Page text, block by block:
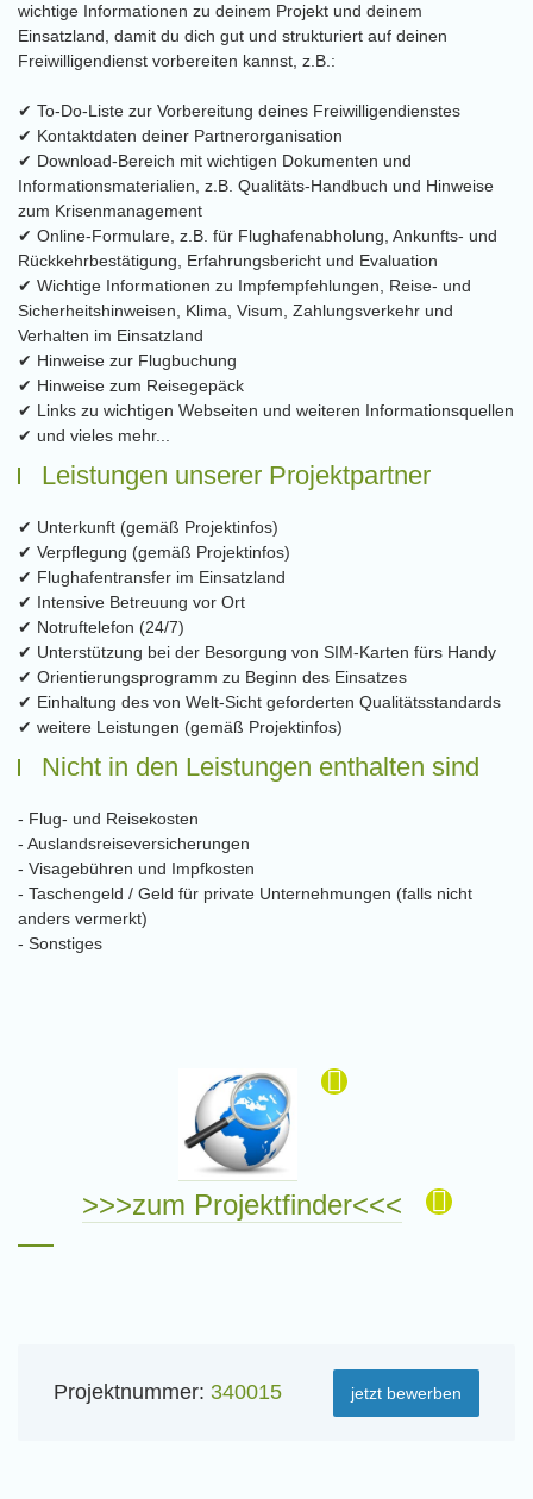
wichtige Informationen zu deinem Projekt und deinem
Einsatzland, damit du dich gut und strukturiert auf deinen
Freiwilligendienst vorbereiten kannst, z.B.:
✔ To-Do-Liste zur Vorbereitung deines Freiwilligendienstes
✔ Kontaktdaten deiner Partnerorganisation
✔ Download-Bereich mit wichtigen Dokumenten und
Informationsmaterialien, z.B. Qualitäts-Handbuch und Hinweise
zum Krisenmanagement
✔ Online-Formulare, z.B. für Flughafenabholung, Ankunfts- und
Rückkehrbestätigung, Erfahrungsbericht und Evaluation
✔ Wichtige Informationen zu Impfempfehlungen, Reise- und
Sicherheitshinweisen, Klima, Visum, Zahlungsverkehr und
Verhalten im Einsatzland
✔ Hinweise zur Flugbuchung
✔ Hinweise zum Reisegepäck
✔ Links zu wichtigen Webseiten und weiteren Informationsquellen
✔ und vieles mehr...
Leistungen unserer Projektpartner
✔ Unterkunft (gemäß Projektinfos)
✔ Verpflegung (gemäß Projektinfos)
✔ Flughafentransfer im Einsatzland
✔ Intensive Betreuung vor Ort
✔ Notruftelefon (24/7)
✔ Unterstützung bei der Besorgung von SIM-Karten fürs Handy
✔ Orientierungsprogramm zu Beginn des Einsatzes
✔ Einhaltung des von Welt-Sicht geforderten Qualitätsstandards
✔ weitere Leistungen (gemäß Projektinfos)
Nicht in den Leistungen enthalten sind
- Flug- und Reisekosten
- Auslandsreiseversicherungen
- Visagebühren und Impfkosten
- Taschengeld / Geld für private Unternehmungen (falls nicht
anders vermerkt)
- Sonstiges
>>>zum Projektfinder<<<
Projektnummer: 340015 jetzt bewerben